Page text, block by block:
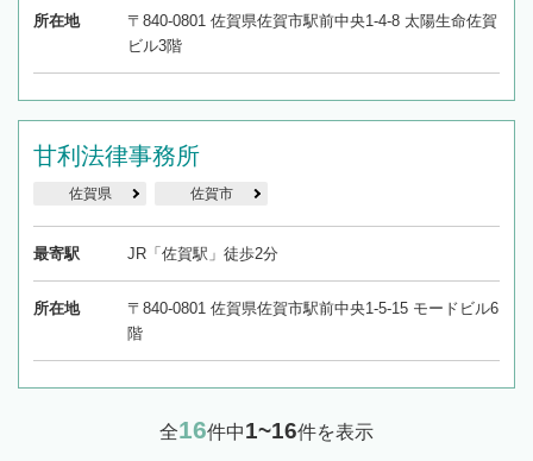
所在地
〒840-0801 佐賀県佐賀市駅前中央1-4-8 太陽生命佐賀
ビル3階
甘利法律事務所
佐賀県 佐賀市
最寄駅 JR「佐賀駅」徒歩2分
所在地
〒840-0801 佐賀県佐賀市駅前中央1-5-15 モードビル6
階
全16件中1~16件を表示